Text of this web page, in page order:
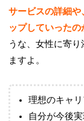
サービスの詳細
ップしていったの
うな、女性に寄
ますよ。
理想のキャリ
自分が今後